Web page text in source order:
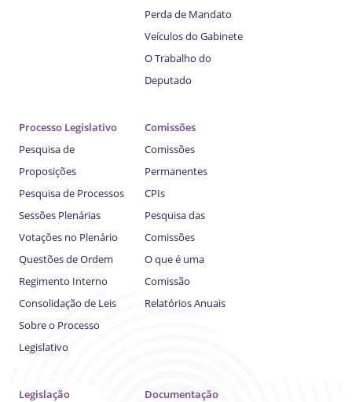
Perda de Mandato
Veículos do Gabinete
O Trabalho do
Deputado
Processo Legislativo
Pesquisa de
Proposições
Pesquisa de Processos
Sessões Plenárias
Votações no Plenário
Questões de Ordem
Regimento Interno
Consolidação de Leis
Sobre o Processo
Legislativo
Comissões
Comissões
Permanentes
CPIs
Pesquisa das
Comissões
O que é uma
Comissão
Relatórios Anuais
Legislação
Documentação